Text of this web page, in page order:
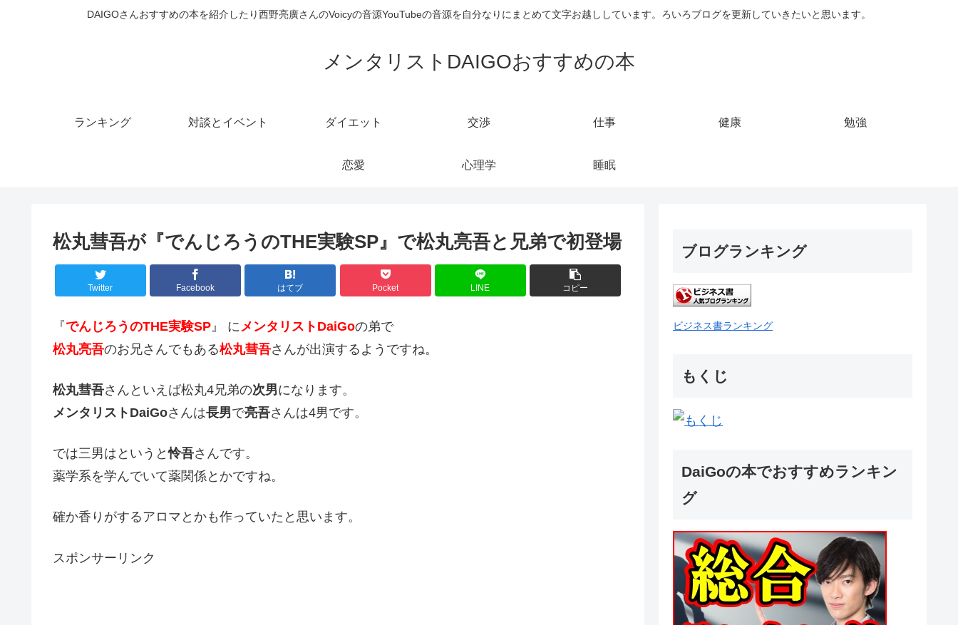
DAIGOさんおすすめの本を紹介したり西野亮廣さんのVoicyの音源YouTubeの音源を自分なりにまとめて文字お越ししています。ろいろブログを更新していきたいと思います。
メンタリストDAIGOおすすめの本
ランキング 対談とイベント ダイエット 交渉 仕事 健康 勉強
恋愛 心理学 睡眠
松丸彗吾が『でんじろうのTHE実験SP』で松丸亮吾と兄弟で初登場
Twitter Facebook はてブ Pocket LINE コピー
『でんじろうのTHE実験SP 』 に メンタリストDaiGoの弟で
松丸亮吾のお兄さんでもある松丸彗吾さんが出演するようですね。
松丸彗吾さんといえば松丸4兄弟の次男になります。
メンタリストDaiGoさんは長男で亮吾さんは4男です。
では三男はというと怜吾さんです。
薬学系を学んでいて薬関係とかですね。
確か香りがするアロマとかも作っていたと思います。
スポンサーリンク
ブログランキング
ビジネス書ランキング
もくじ
DaiGoの本でおすすめランキン
グ